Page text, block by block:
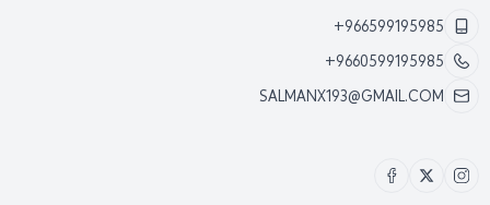
+966599195985
+9660599195985
SALMANX193@GMAIL.COM